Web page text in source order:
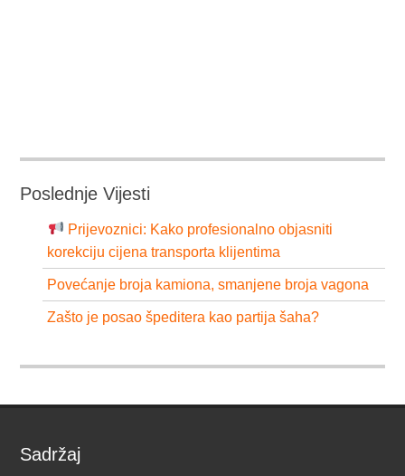
Poslednje Vijesti
Prijevoznici: Kako profesionalno objasniti
korekciju cijena transporta klijentima
Povećanje broja kamiona, smanjene broja vagona
Zašto je posao špeditera kao partija šaha?
Sadržaj